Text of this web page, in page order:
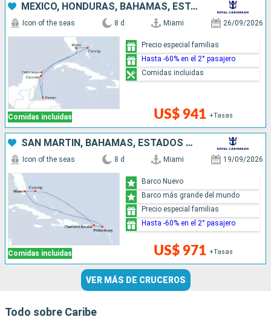
MÉXICO, HONDURAS, BAHAMAS, ESTADOS UNIDOS
Comidas incluidas
Icon of the seas 8 d Miami 26/09/2026
US$ 941 +Tasas
Precio especial familias
Hasta -60% en el 2° pasajero
Comidas incluidas
SAN MARTÍN, BAHAMAS, ESTADOS UNIDOS
Comidas incluidas
Icon of the seas 8 d Miami 19/09/2026
US$ 971 +Tasas
Barco Nuevo
Barco más grande del mundo
Precio especial familias
Hasta -60% en el 2° pasajero
VER MÁS DE CRUCEROS
Todo sobre Caribe